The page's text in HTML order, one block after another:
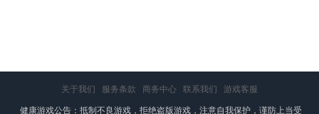
关于我们 服务条款 商务中心 联系我们 游戏客服
健康游戏公告：抵制不良游戏，拒绝盗版游戏，注意自我保护，谨防上当受